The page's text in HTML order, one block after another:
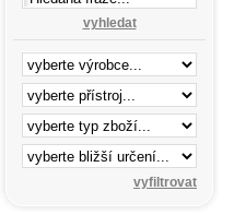
vyhledat